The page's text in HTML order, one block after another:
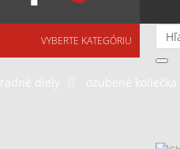
VYBERTE KATEGÓRIU
diely ozubené